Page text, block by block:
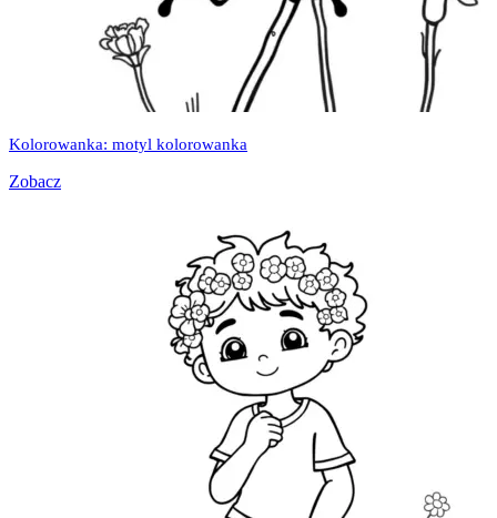
Kolorowanka: motyl kolorowanka
Zobacz